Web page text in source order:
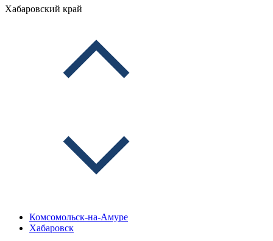
Хабаровский край
Комсомольск-на-Амуре
Хабаровск